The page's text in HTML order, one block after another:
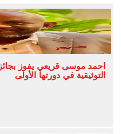
أحمد موسى قريعي يفوز
التوثيقية في دورتها الأولى